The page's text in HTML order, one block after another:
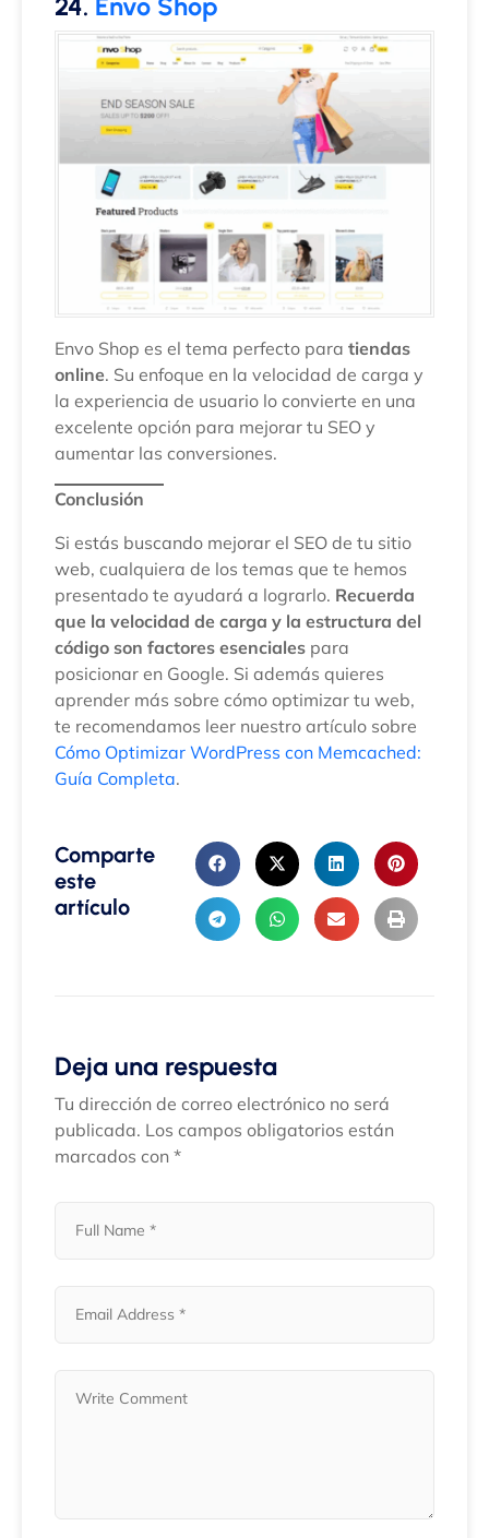
24. Envo Shop
Envo Shop es el tema perfecto para tiendas
online. Su enfoque en la velocidad de carga y
la experiencia de usuario lo convierte en una
excelente opción para mejorar tu SEO y
aumentar las conversiones.
Conclusión
Si estás buscando mejorar el SEO de tu sitio
web, cualquiera de los temas que te hemos
presentado te ayudará a lograrlo. Recuerda
que la velocidad de carga y la estructura del
código son factores esenciales para
posicionar en Google. Si además quieres
aprender más sobre cómo optimizar tu web,
te recomendamos leer nuestro artículo sobre
Cómo Optimizar WordPress con Memcached:
Guía Completa.
Comparte
este
artículo
Deja una respuesta
Tu dirección de correo electrónico no será
publicada. Los campos obligatorios están
marcados con *